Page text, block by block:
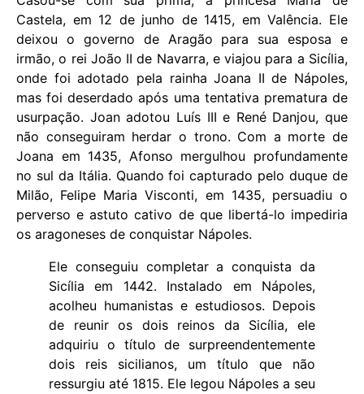
Castela, em 12 de junho de 1415, em Valência. Ele
deixou o governo de Aragão para sua esposa e
irmão, o rei João II de Navarra, e viajou para a Sicília,
onde foi adotado pela rainha Joana II de Nápoles,
mas foi deserdado após uma tentativa prematura de
usurpação. Joan adotou Luís III e René Danjou, que
não conseguiram herdar o trono. Com a morte de
Joana em 1435, Afonso mergulhou profundamente
no sul da Itália. Quando foi capturado pelo duque de
Milão, Felipe Maria Visconti, em 1435, persuadiu o
perverso e astuto cativo de que libertá-lo impediria
os aragoneses de conquistar Nápoles.
Ele conseguiu completar a conquista da
Sicília em 1442. Instalado em Nápoles,
acolheu humanistas e estudiosos. Depois
de reunir os dois reinos da Sicília, ele
adquiriu o título de surpreendentemente
dois reis sicilianos, um título que não
ressurgiu até 1815. Ele legou Nápoles a seu